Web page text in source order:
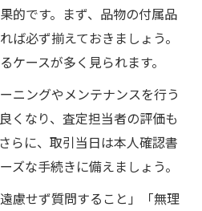
的です。まず、品物の付属品
ば必ず揃えておきましょう。
ケースが多く見られます。
ニングやメンテナンスを行う
くなり、査定担当者の評価も
らに、取引当日は本人確認書
ズな手続きに備えましょう。
慮せず質問すること」「無理